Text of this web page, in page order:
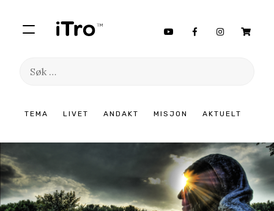
TEMA LIVET ANDAKT MISJON AKTUELT
Søk
innhold